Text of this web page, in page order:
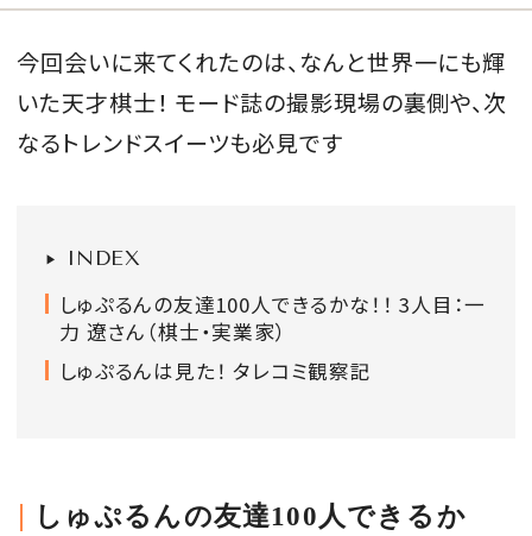
WEDDING
FORTUNE
SPUR読者のためのメンバーシッププログラム
今回会いに来てくれたのは、なんと世界一にも輝
いた天才棋士！ モード誌の撮影現場の裏側や、次
なるトレンドスイーツも必見です
INDEX
しゅぷるんの友達100人できるかな！！ 3人目：一
力 遼さん（棋士・実業家）
しゅぷるんは見た！ タレコミ観察記
しゅぷるんの友達100人できるか